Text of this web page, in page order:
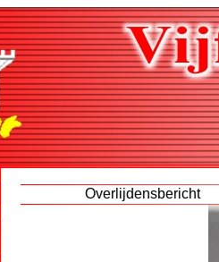
Overlijdensbericht